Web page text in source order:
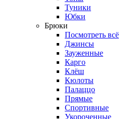
Туники
Юбки
Брюки
Посмотреть всё
Джинсы
Зауженные
Карго
Клёш
Кюлоты
Палаццо
Прямые
Спортивные
Укороченные